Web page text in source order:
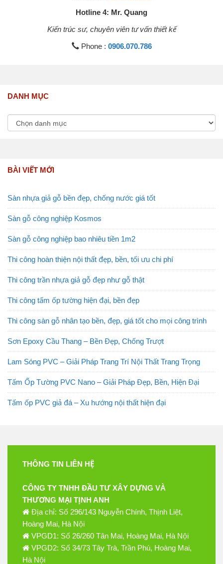
Hotline 4: Mr. Quang
Kiến trúc sư, chuyên viên tư vấn thiết kế
Phone : 0906.070.786
DANH MỤC
BÀI VIẾT MỚI
Sàn nhựa giả gỗ bền đẹp, chống nước giá tốt
Sàn gỗ công nghiệp Kosmos
Sàn gỗ công nghiệp bao nhiêu tiền 1m2
Thi công hoàn thiện nội thất đẹp, bền, tối ưu chi phí
Thi công trần nhựa giả gỗ đẹp như gỗ thật
Thi công tấm ốp tường hiện đại, bền đẹp
Thi công sàn gỗ nhân tạo bền, đẹp, giá tốt cho mọi công trình
Sơn Epoxy Cầu Thang – Bền Đẹp, Chống Trượt
Lam Sóng PVC – Giải Pháp Trang Trí Nội Thất Trang Trọng
Tấm Ốp Tường PVC Nano – Giải Pháp Đẹp, Bền, Hiện Đại
Tấm ốp PVC giả đá – Xu hướng nội thất hiện đại
THÔNG TIN LIÊN HỆ
CÔNG TY TNHH ĐẦU TƯ XÂY DỰNG VÀ
THƯƠNG MẠI TỊNH ANH
Địa chỉ: Số 296/143 Nguyễn Chính, Thịnh Liệt,
Hoàng Mai, Hà Nội
VPGD1: Số 26/260 Tân Mai, Hoàng Mai, Hà Nội
VPGD2: Số 34/73 Tây Trà, Trần Phú, Hoàng Mai,
Hà Nội